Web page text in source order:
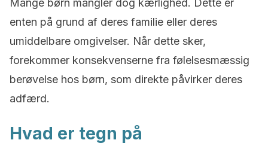
Mange børn mangler dog kærlighed. Dette er
enten på grund af deres familie eller deres
umiddelbare omgivelser. Når dette sker,
forekommer konsekvenserne fra følelsesmæssig
berøvelse hos børn, som direkte påvirker deres
adfærd.
Hvad er tegn på